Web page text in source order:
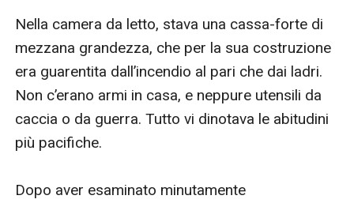
Nella camera da letto, stava una cassa-forte di
mezzana grandezza, che per la sua costruzione
era guarentita dall’incendio al pari che dai ladri.
Non c’erano armi in casa, e neppure utensili da
caccia o da guerra. Tutto vi dinotava le abitudini
più pacifiche.
Dopo aver esaminato minutamente